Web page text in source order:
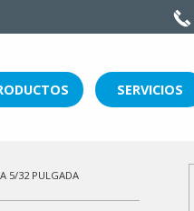
SERVICIOS
5/32 PULGADA